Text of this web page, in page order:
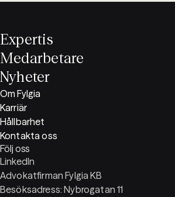
Expertis
Medarbetare
Nyheter
Advokatfirman Fylgia KB
Besöksadress: Nybrogatan 11
Följ oss
LinkedIn
Om Fylgia
Karriär
Hållbarhet
Kontakta oss